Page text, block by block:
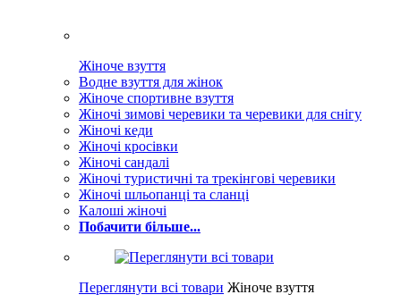
Жіноче взуття
Водне взуття для жінок
Жіноче спортивне взуття
Жіночі зимові черевики та черевики для снігу
Жіночі кеди
Жіночі кросівки
Жіночі сандалі
Жіночі туристичні та трекінгові черевики
Жіночі шльопанці та сланці
Калоші жіночі
Побачити більше...
Переглянути всі товари Жіноче взуття